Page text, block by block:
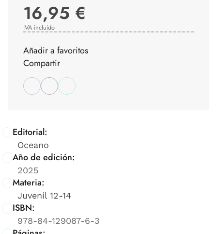
Editorial:
Oceano
Año de edición:
2025
Materia:
Juveníl 12-14
ISBN:
978-84-129087-6-3
16,95 €
IVA incluido
Añadir a favoritos
Compartir